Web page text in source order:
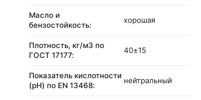
Масло и
бензостойкость:
хорошая
Плотность, кг/м3 по
ГОСТ 17177:
40±15
Показатель кислотности
(pH) по EN 13468:
нейтральный